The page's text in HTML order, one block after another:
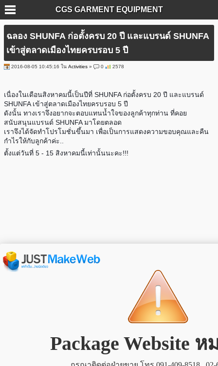
CGS GARMENT EQUIPMENT
ฉลอง SHUNFA ก่อตั้งครบ 20 ปี และแบรนด์ SHUNFA
เข้าสู่ตลาดเมืองไทยครบรอบ 5 ปี
2016-08-05 10:45:16 ใน Activities » 0 2578
เนื่องในเดือนสิงหาคมนี้เป็นปีที่ SHUNFA ก่อตั้งครบ 20 ปี และแบรนด์
SHUNFA เข้าสู่ตลาดเมืองไทยครบรอบ 5 ปี
ดังนั้น ทางเราจึงอยากจะตอบแทนน้ำใจของลูกค้าทุกท่าน ที่คอย
สนับสนุนแบรนด์ SHUNFA มาโดยตลอด
เราจึงได้จัดทำโปรโมชั่นขึ้นมา เพื่อเป็นการแสดงความขอบคุณและคืน
กำไรให้กับลูกค้าค่ะ
ตั้งแต่วันที่ 5 - 15 สิงหาคมนี้เท่านั้นนะคะ!!!